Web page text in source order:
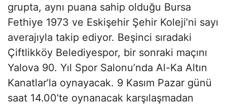
grupta, aynı puana sahip olduğu Bursa
Fethiye 1973 ve Eskişehir Şehir Koleji’ni sayı
averajıyla takip ediyor. Beşinci sıradaki
Çiftlikköy Belediyespor, bir sonraki maçını
Yalova 90. Yıl Spor Salonu’nda Al-Ka Altın
Kanatlar’la oynayacak. 9 Kasım Pazar günü
saat 14.00’te oynanacak karşılaşmadan